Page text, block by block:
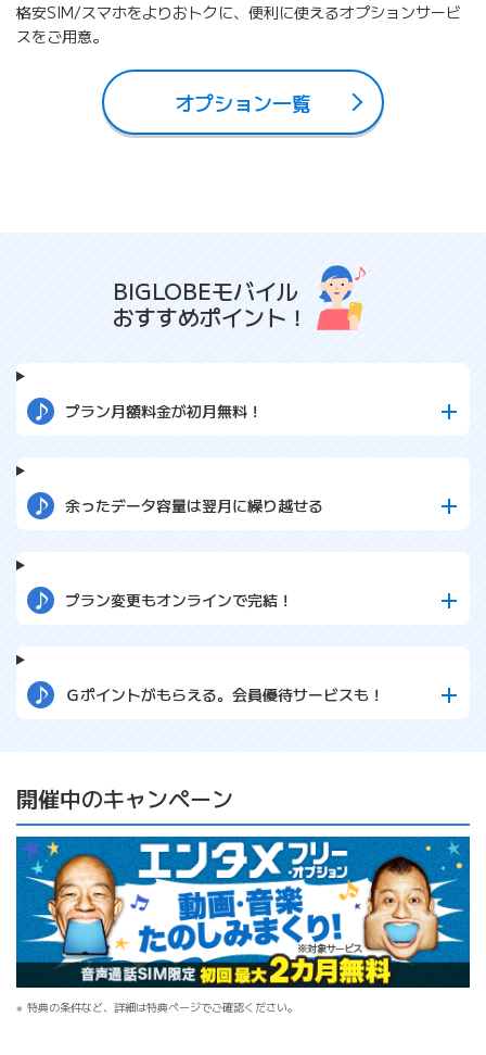
格安SIM/スマホをよりおトクに、便利に使えるオプションサービ
スをご用意。
オプション一覧
BIGLOBEモバイル
おすすめポイント！
プラン月額料金が初月無料！
余ったデータ容量は翌月に繰り越せる
プラン変更もオンラインで完結！
Ｇポイントがもらえる。会員優待サービスも！
開催中のキャンペーン
特典の条件など、詳細は特典ページでご確認ください。